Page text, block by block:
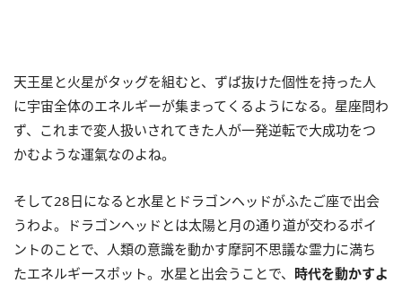
天王星と火星がタッグを組むと、ずば抜けた個性を持った人
に宇宙全体のエネルギーが集まってくるようになる。星座問わ
ず、これまで変人扱いされてきた人が一発逆転で大成功をつ
かむような運氣なのよね。
そして28日になると水星とドラゴンヘッドがふたご座で出会
うわよ。ドラゴンヘッドとは太陽と月の通り道が交わるポイ
ントのことで、人類の意識を動かす摩訶不思議な霊力に満ち
たエネルギースポット。水星と出会うことで、 時代を動かすよ